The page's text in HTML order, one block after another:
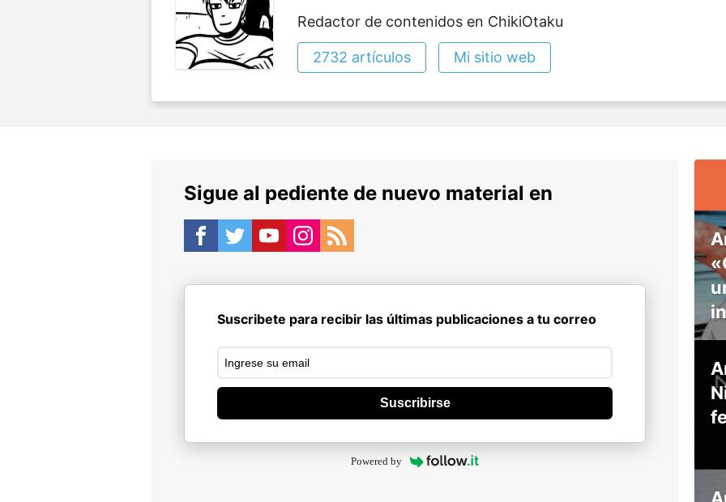
Redactor de contenidos en ChikiOtaku
2732 artículos Mi sitio web
Sigue al pediente de nuevo material en
Suscribete para recibir las últimas publicaciones a tu correo
Suscribirse
Powered by